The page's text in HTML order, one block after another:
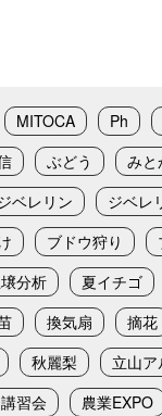
MITOCA Ph
ぶどう みと
ベレリン ジベレ
ブドウ狩り
分析 夏イチゴ
換気扇 摘花
秋麗梨 立山
講習会 農業EXPO